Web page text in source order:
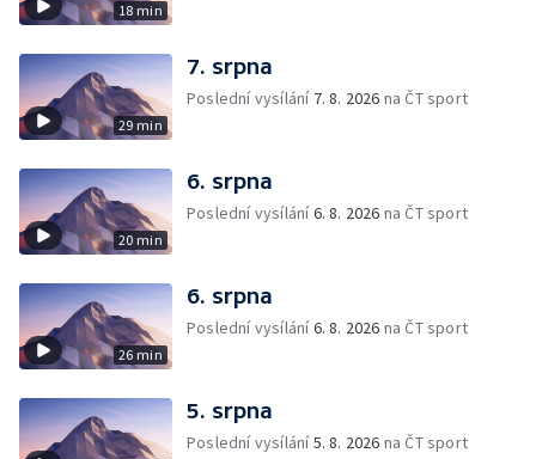
18 min
29 min
7. srpna
Poslední vysílání 7. 8. 2026 na ČT sport
20 min
6. srpna
Poslední vysílání6. 8. 2026 na ČT sport
26 min
6. srpna
Poslední vysílání6. 8. 2026 na ČT sport
5. srpna
Poslední vysílání5. 8. 2026 na ČT sport